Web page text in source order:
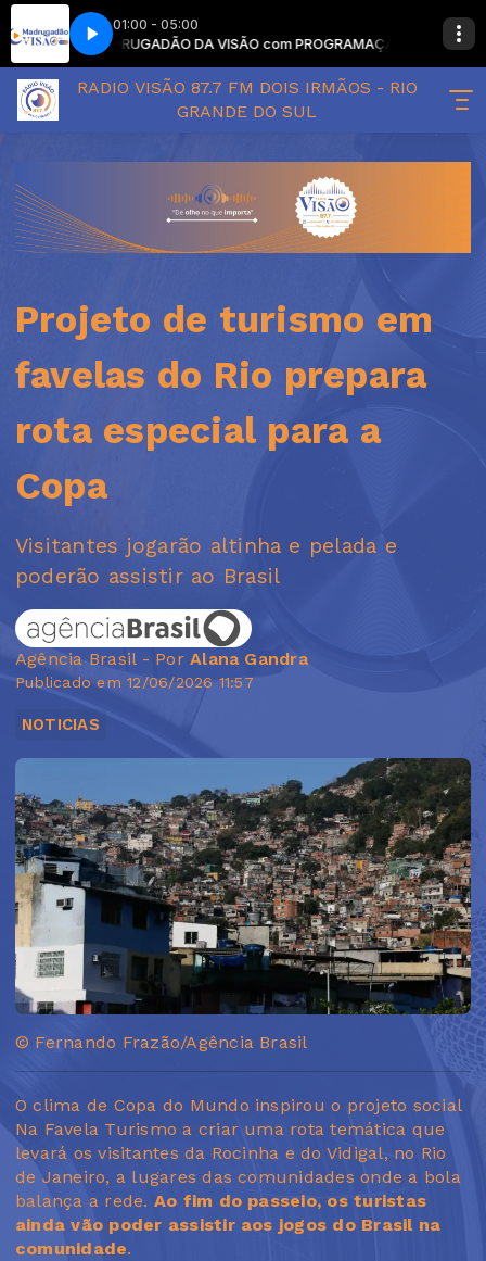
01:00 - 05:00
MADRUGADÃO DA VISÃO com PROGRAMAÇÃO SEM
RADIO VISÃO 87.7 FM DOIS IRMÃOS - RIO
GRANDE DO SUL
Projeto de turismo em
favelas do Rio prepara
rota especial para a
Copa
Visitantes jogarão altinha e pelada e
poderão assistir ao Brasil
Agência Brasil - PorAlana Gandra
Publicado em 12/06/2026 11:57
NOTICIAS
© Fernando Frazão/Agência Brasil
O clima de Copa do Mundo inspirou o projeto social
Na Favela Turismo a criar uma rota temática que
levará os visitantes da Rocinha e do Vidigal, no Rio
de Janeiro, a lugares das comunidades onde a bola
balança a rede. Ao fim do passeio, os turistas
ainda vão poder assistir aos jogos do Brasil na
comunidade.